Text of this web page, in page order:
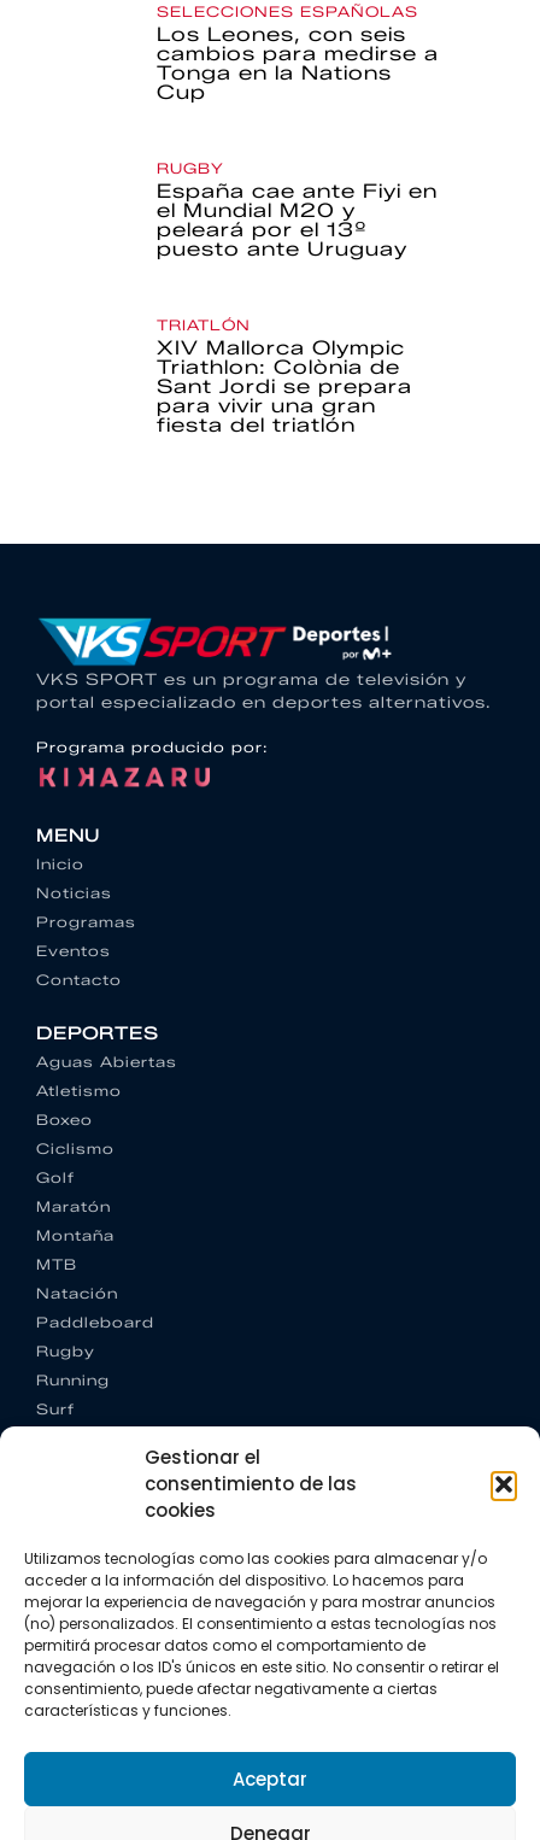
Gestionar el
consentimiento de las
cookies
Utilizamos tecnologías como las cookies para almacenar y/o
acceder a la información del dispositivo. Lo hacemos para
mejorar la experiencia de navegación y para mostrar anuncios
(no) personalizados. El consentimiento a estas tecnologías nos
permitirá procesar datos como el comportamiento de
navegación o los ID's únicos en este sitio. No consentir o retirar el
consentimiento, puede afectar negativamente a ciertas
características y funciones.
Aceptar
Denegar
SELECCIONES ESPAÑOLAS
Los Leones, con seis
cambios para medirse a
Tonga en la Nations
Cup
RUGBY
España cae ante Fiyi en
el Mundial M20 y
peleará por el 13º
puesto ante Uruguay
TRIATLÓN
XIV Mallorca Olympic
Triathlon: Colònia de
Sant Jordi se prepara
para vivir una gran
fiesta del triatlón
VKS SPORT es un programa de televisión y
portal especializado en deportes alternativos.
Programa producido por:
MENU
Inicio
Noticias
Programas
Eventos
Contacto
DEPORTES
Aguas Abiertas
Atletismo
Boxeo
Ciclismo
Golf
Maratón
Montaña
MTB
Natación
Paddleboard
Rugby
Running
Surf
CONTACTO
+34 662 342 177
info@vkssport.com
SÍGUENOS
Política de privacidad
Política de cookies